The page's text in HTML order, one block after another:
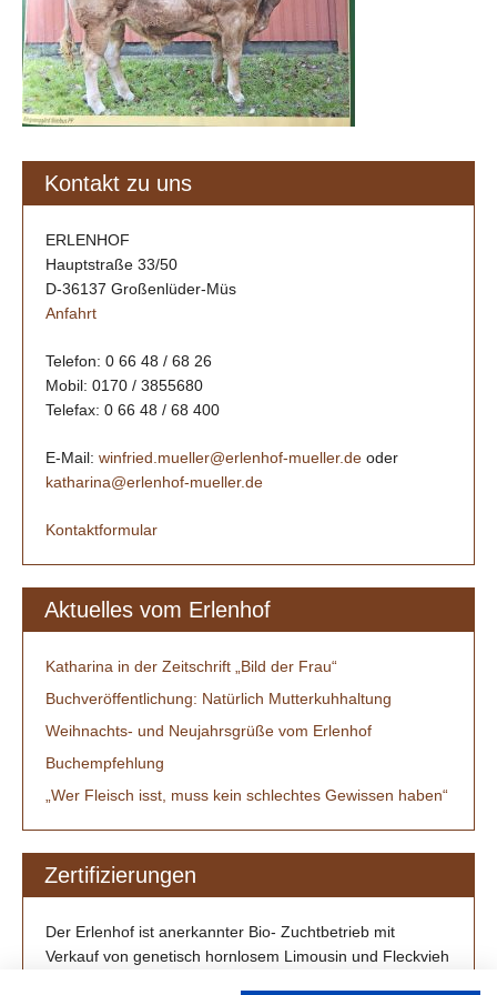
Kontakt zu uns
ERLENHOF
Hauptstraße 33/50
D-36137 Großenlüder-Müs
Anfahrt
Telefon: 0 66 48 / 68 26
Mobil: 0170 / 3855680
Telefax: 0 66 48 / 68 400
E-Mail: winfried.mueller@erlenhof-mueller.de oder
katharina@erlenhof-mueller.de
Kontaktformular
Aktuelles vom Erlenhof
Katharina in der Zeitschrift „Bild der Frau“
Buchveröffentlichung: Natürlich Mutterkuhhaltung
Weihnachts- und Neujahrsgrüße vom Erlenhof
Buchempfehlung
„Wer Fleisch isst, muss kein schlechtes Gewissen haben“
Zertifizierungen
Der Erlenhof ist anerkannter Bio- Zuchtbetrieb mit
Verkauf von genetisch hornlosem Limousin und Fleckvieh